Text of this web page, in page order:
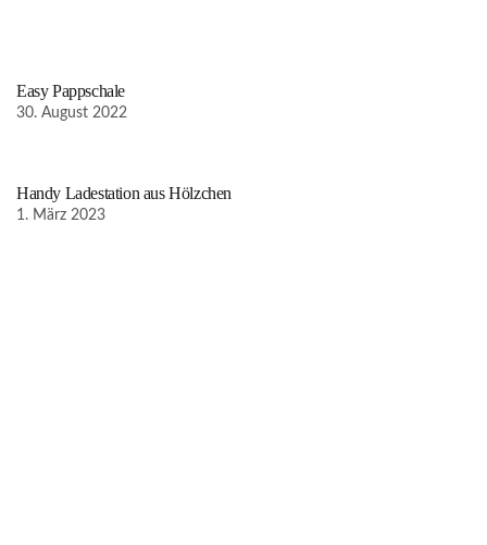
Easy Pappschale
30. August 2022
Handy Ladestation aus Hölzchen
1. März 2023